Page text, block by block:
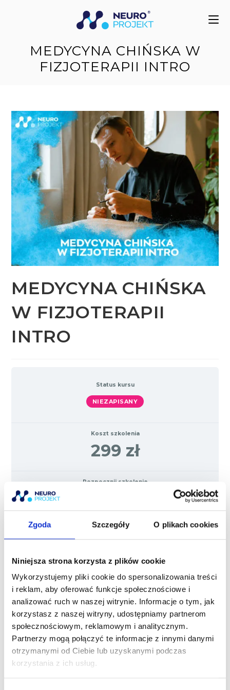
Zgoda Szczegóły O plikach cookies
Niniejsza strona korzysta z plików cookie
Wykorzystujemy pliki cookie do spersonalizowania treści
i reklam, aby oferować funkcje społecznościowe i
analizować ruch w naszej witrynie. Informacje o tym, jak
korzystasz z naszej witryny, udostępniamy partnerom
społecznościowym, reklamowym i analitycznym.
Partnerzy mogą połączyć te informacje z innymi danymi
otrzymanymi od Ciebie lub uzyskanymi podczas
korzystania z ich usług.
MEDYCYNA CHIŃSKA W
FIZJOTERAPII INTRO
MEDYCYNA CHIŃSKA
W FIZJOTERAPII
INTRO
Status kursu
NIEZAPISANY
Koszt szkolenia
299 zł
Rozpocznij szkolenie
Materiały szkoleniowe:
1. Medycyna Chińska w fizjoterapii – niezbędna
teoria
2. Twoje możliwości – prezentacja technik i